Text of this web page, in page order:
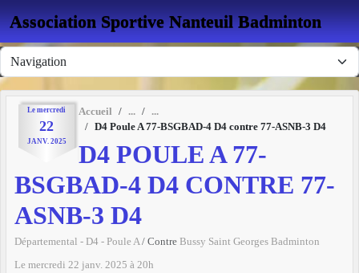
Association Sportive Nanteuil Badminton
Le mercredi
22
JANV. 2025
Accueil
D4 Poule A 77-BSGBAD-4 D4 contre 77-ASNB-3 D4
D4 POULE A 77-
BSGBAD-4 D4 CONTRE 77-
ASNB-3 D4
Départemental - D4 - Poule A / Contre Bussy Saint Georges Badminton
Le mercredi 22 janv. 2025 à 20h